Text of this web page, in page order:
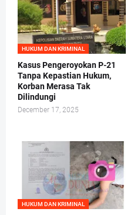
HUKUM DAN KRIMINAL
Kasus Pengeroyokan P-21
Tanpa Kepastian Hukum,
Korban Merasa Tak
Dilindungi
December 17, 2025
HUKUM DAN KRIMINAL